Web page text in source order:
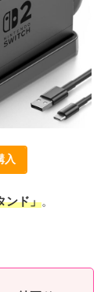
入
ンド」。